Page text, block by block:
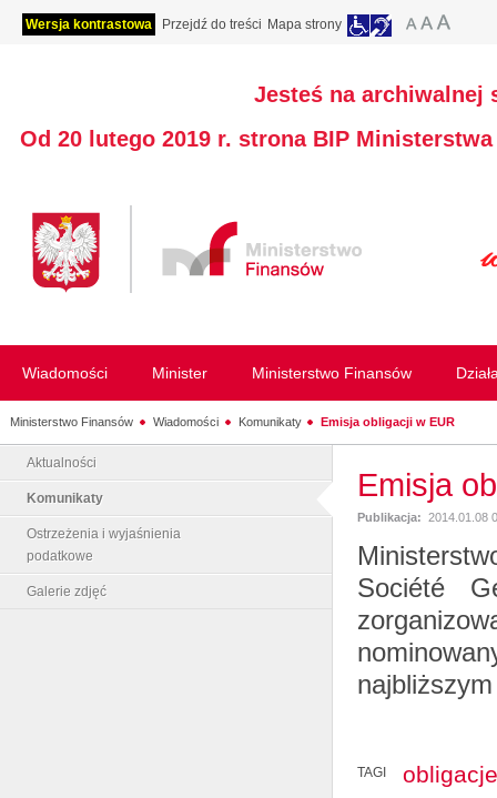
Wersja kontrastowa Przejdź do treści Mapa strony
Jesteś na archiwalnej
Od 20 lutego 2019 r. strona BIP
Wiadomości Minister Ministerstwo Finansów
Ministerstwo Finansów Wiadomości Komunikaty Emisja obligacji w EUR
Aktualności
Komunikaty
Ostrzeżenia i wyjaśnienia
podatkowe
Galerie zdjęć
Emisja
Publikacja: 2014.01.08
Société
TAGI obligacje